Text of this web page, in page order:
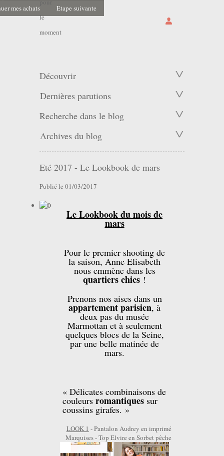
pour
le
moment
mes achats Etape suivante
Découvrir
Dernières parutions
Recherche dans le blog
Archives du blog
Eté 2017 - Le Lookbook de mars
Publié le 01/03/2017
Le Lookbook du mois de
mars
Pour le premier shooting de
la saison, Anne Elisabeth
nous emmène dans les
quartiers chics !
Prenons nos aises dans un
appartement parisien, à
deux pas du musée
Marmottan et à seulement
quelques blocs de la Seine,
par une belle matinée de
mars.
« Délicates combinaisons de
couleursromantiques sur
coussins girafes. »
LOOK 1 - Pantalon Audrey en imprimé
Marquises - Top Elvire en Sorbet pêche